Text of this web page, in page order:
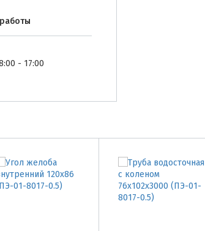
- 17:00